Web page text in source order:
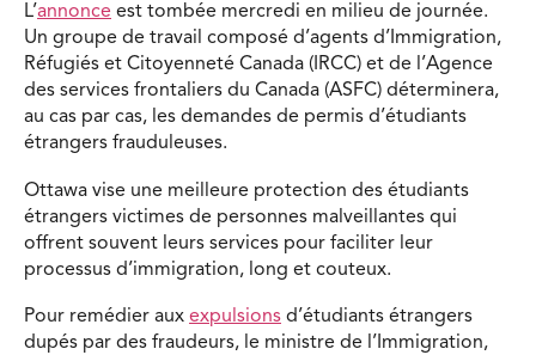
L’annonce est tombée mercredi en milieu de journée.
Un groupe de travail composé d’agents d’Immigration,
Réfugiés et Citoyenneté Canada (IRCC) et de l’Agence
des services frontaliers du Canada (ASFC) déterminera,
au cas par cas, les demandes de permis d’étudiants
étrangers frauduleuses.
Ottawa vise une meilleure protection des étudiants
étrangers victimes de personnes malveillantes qui
offrent souvent leurs services pour faciliter leur
processus d’immigration, long et couteux.
Pour remédier aux expulsions d’étudiants étrangers
dupés par des fraudeurs, le ministre de l’Immigration,